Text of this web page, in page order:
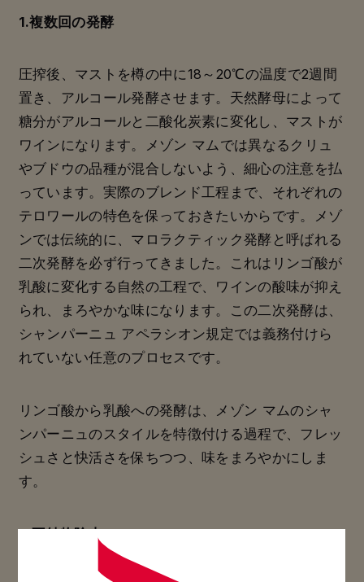
1.複数回の発酵
圧搾後、マストを樽の中に18～20℃の温度で2週間
置き、アルコール発酵させます。天然酵母によって
糖分がアルコールと二酸化炭素に変化し、マストが
ワインになります。メゾン マムでは異なるクリュ
やブドウの品種が混合しないよう、細心の注意を払
っています。実際のブレンド工程まで、それぞれの
テロワールの特色を保っておきたいからです。メゾ
ンでは伝統的に、マロラクティック発酵と呼ばれる
二次発酵を必ず行ってきました。これはリンゴ酸が
乳酸に変化する自然の工程で、ワインの酸味が抑え
られ、まろやかな味になります。この二次発酵は、
シャンパーニュ アペラシオン規定では義務付けら
れていない任意のプロセスです。
リンゴ酸から乳酸への発酵は、メゾン マムのシャ
ンパーニュのスタイルを特徴付ける過程で、フレッ
シュさと快活さを保ちつつ、味をまろやかにしま
す。
2.不純物除去